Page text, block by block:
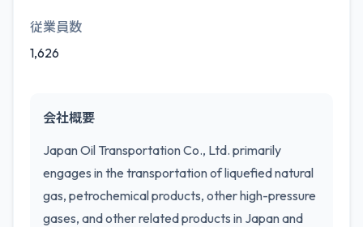
従業員数
1,626
会社概要
Japan Oil Transportation Co., Ltd. primarily
engages in the transportation of liquefied natural
gas, petrochemical products, other high-pressure
gases, and other related products in Japan and